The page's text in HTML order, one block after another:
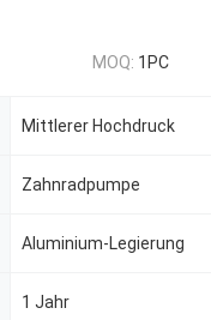
MOQ: 1PC
Mittlerer Hochdruck
Zahnradpumpe
Aluminium-Legierung
1 Jahr